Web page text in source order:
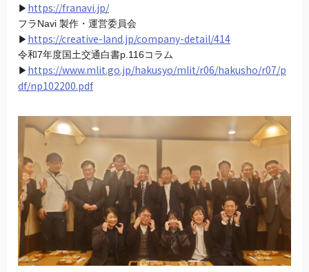
▶ https://franavi.jp/
フラNavi 製作・運営委員会
▶ https://creative-land.jp/company-detail/414
令和7年度国土交通白書p.116コラム
▶ https://www.mlit.go.jp/hakusyo/mlit/r06/hakusho/r07/p
df/np102200.pdf